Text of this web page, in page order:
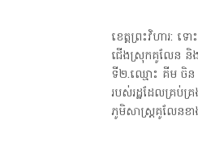
ខេត្តព្រះវិហារ: ទ
ជើងស្រុកគូលែន និ
ទី២.ឈ្មោះ គីម ចិន
របស់រដ្ឋដែលគ្រប់
ភូមិសាស្ត្រគូលែនខ